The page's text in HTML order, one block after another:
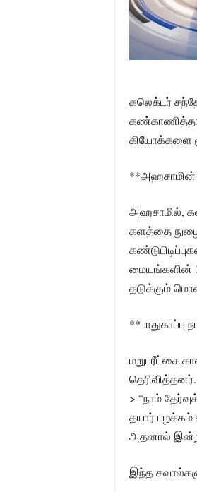
கலெக்டர்
கியோக்களை
**அஹசாமின்
அஹசாமில்,
களத்தை
மையங்களின்
தடுக்கும்
மறுபரீட்சை
> “நாம்
தயார்
அதனால் இன்று
இந்த